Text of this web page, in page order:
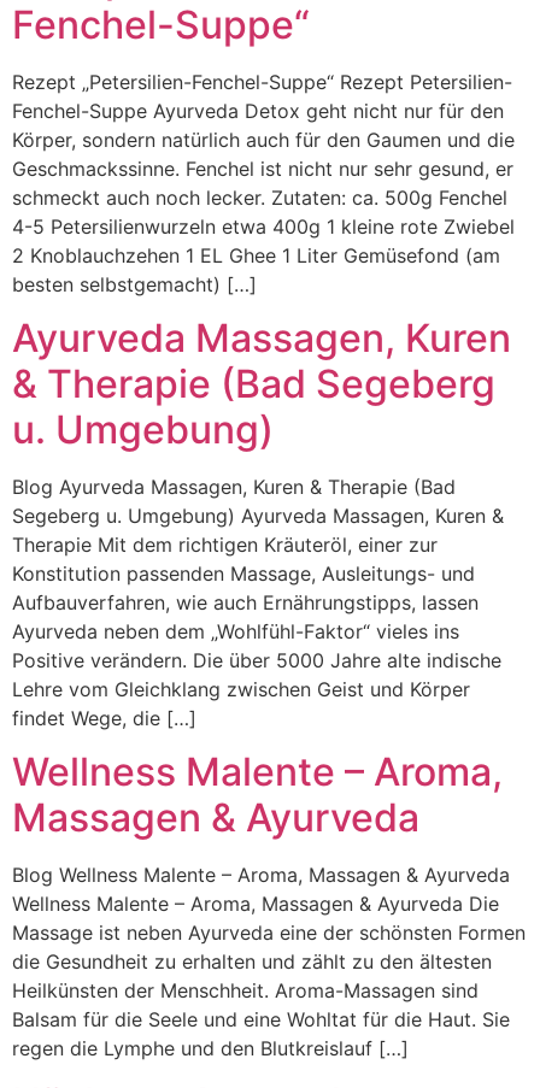
Fenchel-Suppe“
Rezept „Petersilien-Fenchel-Suppe“ Rezept Petersilien-
Fenchel-Suppe Ayurveda Detox geht nicht nur für den
Körper, sondern natürlich auch für den Gaumen und die
Geschmackssinne. Fenchel ist nicht nur sehr gesund, er
schmeckt auch noch lecker. Zutaten: ca. 500g Fenchel
4-5 Petersilienwurzeln etwa 400g 1 kleine rote Zwiebel
2 Knoblauchzehen 1 EL Ghee 1 Liter Gemüsefond (am
besten selbstgemacht) […]
Ayurveda Massagen, Kuren
& Therapie (Bad Segeberg
u. Umgebung)
Blog Ayurveda Massagen, Kuren & Therapie (Bad
Segeberg u. Umgebung) Ayurveda Massagen, Kuren &
Therapie Mit dem richtigen Kräuteröl, einer zur
Konstitution passenden Massage, Ausleitungs- und
Aufbauverfahren, wie auch Ernährungstipps, lassen
Ayurveda neben dem „Wohlfühl-Faktor“ vieles ins
Positive verändern. Die über 5000 Jahre alte indische
Lehre vom Gleichklang zwischen Geist und Körper
findet Wege, die […]
Wellness Malente – Aroma,
Massagen & Ayurveda
Blog Wellness Malente – Aroma, Massagen & Ayurveda
Wellness Malente – Aroma, Massagen & Ayurveda Die
Massage ist neben Ayurveda eine der schönsten Formen
die Gesundheit zu erhalten und zählt zu den ältesten
Heilkünsten der Menschheit. Aroma-Massagen sind
Balsam für die Seele und eine Wohltat für die Haut. Sie
regen die Lymphe und den Blutkreislauf […]